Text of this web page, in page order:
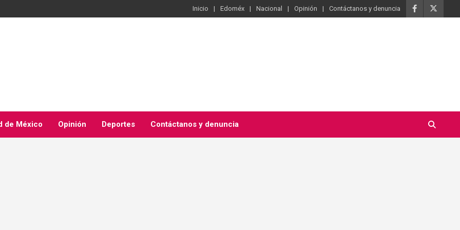
Inicio Edoméx Nacional Opinión Contáctanos y denuncia
de México Opinión Deportes Contáctanos y denuncia